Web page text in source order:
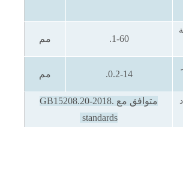
1-60. مم
0.2-14. مم
متوافق مع GB15208.20-2018.
standards